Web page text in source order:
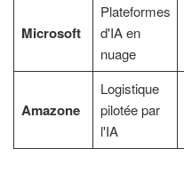
Microsoft
Plateformes
d'IA en
nuage
Amazone
Logistique
pilotée par
l'IA